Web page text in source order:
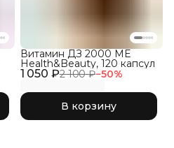
1 050 ₽2 100 ₽−50%
Витамин ДЗ 2000 ME
Health&Beauty, 120 капсул
В корзину